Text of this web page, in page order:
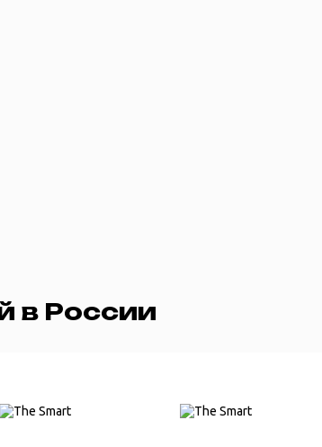
в России